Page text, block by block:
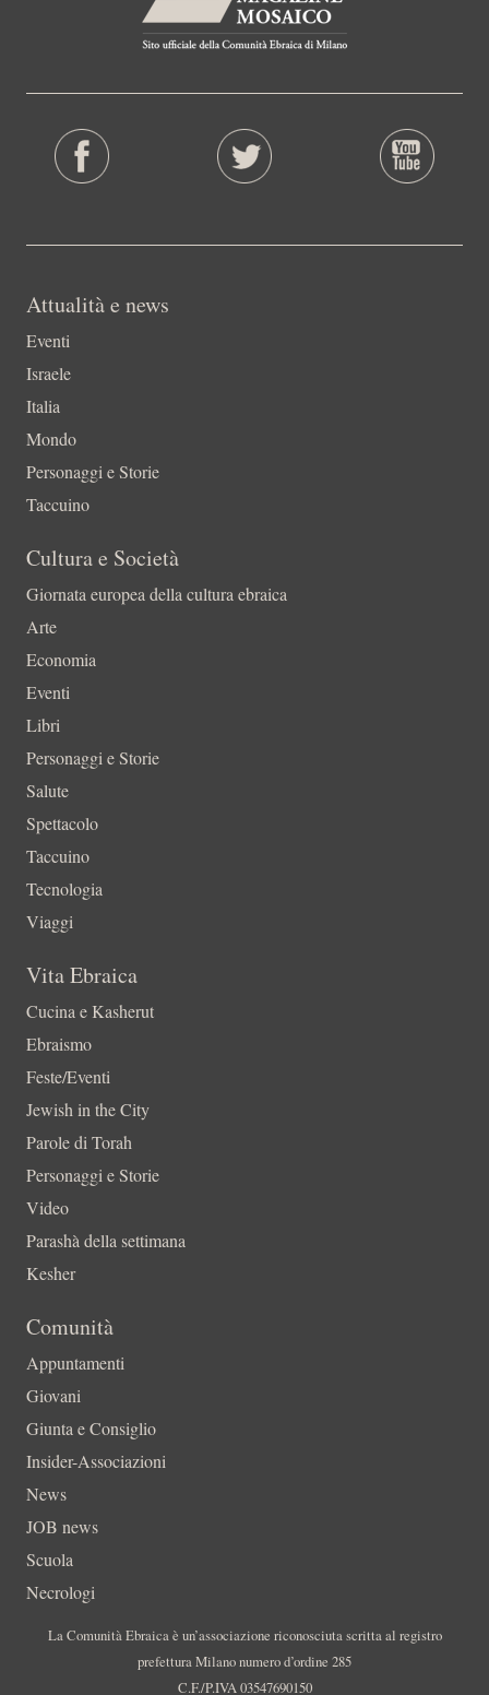
Attualità e news
Eventi
Israele
Italia
Mondo
Personaggi e Storie
Taccuino
Cultura e Società
Giornata europea della cultura ebraica
Arte
Economia
Eventi
Libri
Personaggi e Storie
Salute
Spettacolo
Taccuino
Tecnologia
Viaggi
Vita Ebraica
Cucina e Kasherut
Ebraismo
Feste/Eventi
Jewish in the City
Parole di Torah
Personaggi e Storie
Video
Parashà della settimana
Kesher
Comunità
Appuntamenti
Giovani
Giunta e Consiglio
Insider-Associazioni
News
JOB news
Scuola
Necrologi
La Comunità Ebraica è un’associazione riconosciuta scritta al registro
prefettura Milano numero d’ordine 285
C.F./P.IVA 03547690150